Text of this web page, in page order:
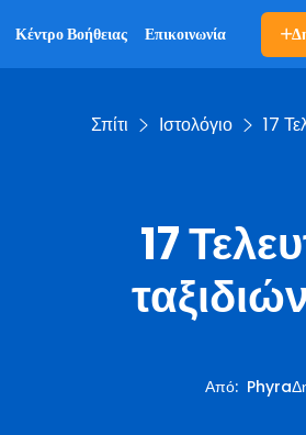
Κέντρο Βοήθειας Επικοινωνία
Σπίτι Ιστολόγιο 17
17
Από: Phyra